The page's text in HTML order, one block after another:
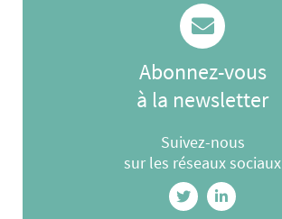
Abonnez-vous
à la newsletter
Suivez-nous
sur les réseaux sociaux